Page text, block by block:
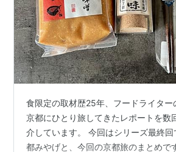
食限定の取材歴25年、フードライター
京都にひとり旅してきたレポートを数
介しています。 今回はシリーズ最終
都みやげと、今回の京都旅のまとめで